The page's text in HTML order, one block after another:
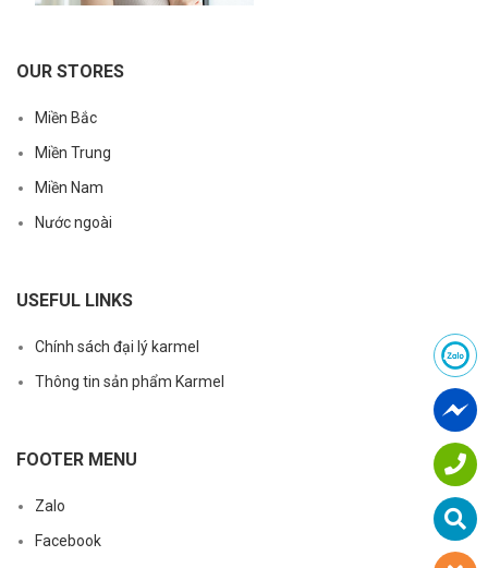
OUR STORES
Miền Bắc
Miền Trung
Miền Nam
Nước ngoài
USEFUL LINKS
Chính sách đại lý karmel
Thông tin sản phẩm Karmel
FOOTER MENU
Zalo
Facebook